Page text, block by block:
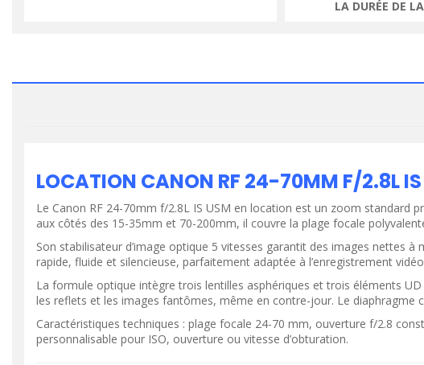
LA DURÉE DE
LOCATION CANON RF 24-70MM F/2.8L
Le Canon RF 24-70mm f/2.8L IS USM en location est un zoom standard
aux côtés des 15-35mm et 70-200mm, il couvre la plage focale
Son stabilisateur d’image optique 5 vitesses garantit des images nettes
rapide, fluide et silencieuse, parfaitement adaptée à l’enregistrement
La formule optique intègre trois lentilles asphériques et trois éléments
les reflets et les images fantômes, même en contre-jour. Le diaphragme
Caractéristiques techniques : plage focale 24-70 mm, ouverture f/2.8
personnalisable pour ISO, ouverture ou vitesse d’obturation.
VOIR LE PRODUIT VOIR LE PRODUIT